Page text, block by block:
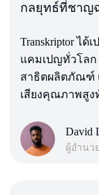
กลยุทธ์ที่ชาญ
Transkriptor ไ
แคมเปญทั่วโลก
สาธิตผลิตภัณฑ์
เสียงคุณภาพสูง
David
ผู้อำนว